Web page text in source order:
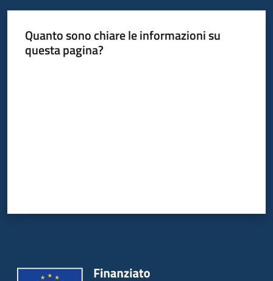
Quanto sono chiare le informazioni su
questa pagina?